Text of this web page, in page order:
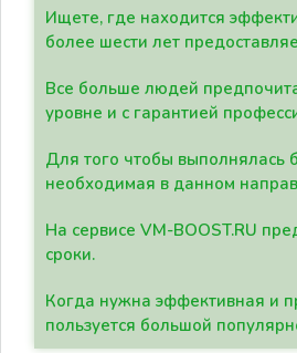
Ищете, где находится
более шести лет
Все больше людей
уровне и с гарантией
Для того чтобы выполнялась
необходимая в данном
На сервисе VM-BOOST.RU
сроки.
Когда нужна эффективная и
пользуется большой